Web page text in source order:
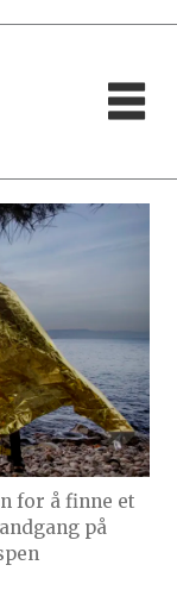
for å finne et
på